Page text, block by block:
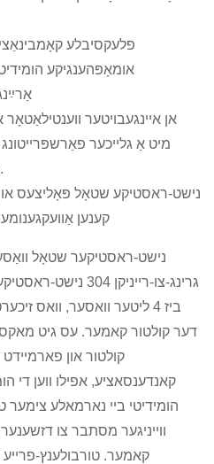
אומאָפּהענגיקע
מיט אַ גלייכער
קאָנסיסטענטע קולטור סביבה.
קענען אַוועקגענומען
❏ 304 נישט-ראסטיקער שטאָל
ביז 4 ליטער וואסער, וואס
דער קולטור קאמער. עס גיט
קולטור און
קאנדענסאציע, אפילו ווען די
הומידיטי ביי נארמאלע
ווייניגער מסתבר צו
קאמער. טורבולענץ-